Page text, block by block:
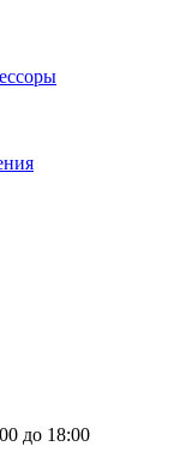
до 18:00